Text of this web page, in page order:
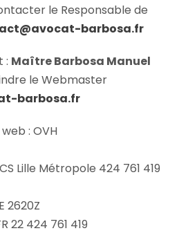
le Responsable de
barbosa.fr
: MaîtreBarbosa Manuel
le Webmaster
barbosa.fr
: OVH
Lille Métropole 424 761 419
2620Z
22 424 761 419